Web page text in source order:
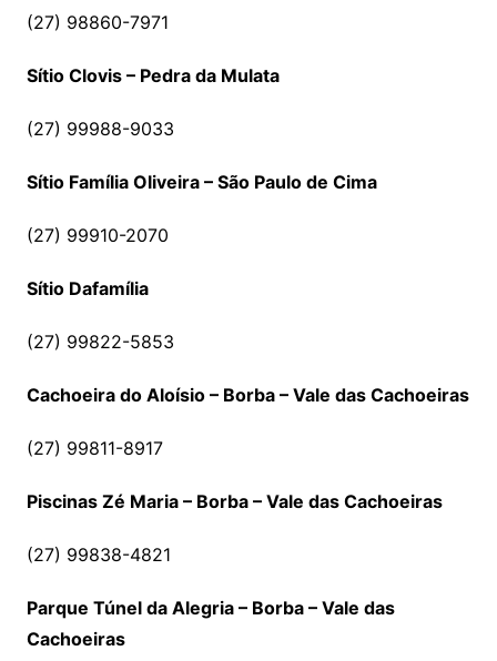
(27) 98860-7971
Sítio Clovis – Pedra da Mulata
(27) 99988-9033
Sítio Família Oliveira – São Paulo de Cima
(27) 99910-2070
Sítio Dafamília
(27) 99822-5853
Cachoeira do Aloísio – Borba – Vale das Cachoeiras
(27) 99811-8917
Piscinas Zé Maria – Borba – Vale das Cachoeiras
(27) 99838-4821
Parque Túnel da Alegria – Borba – Vale das
Cachoeiras